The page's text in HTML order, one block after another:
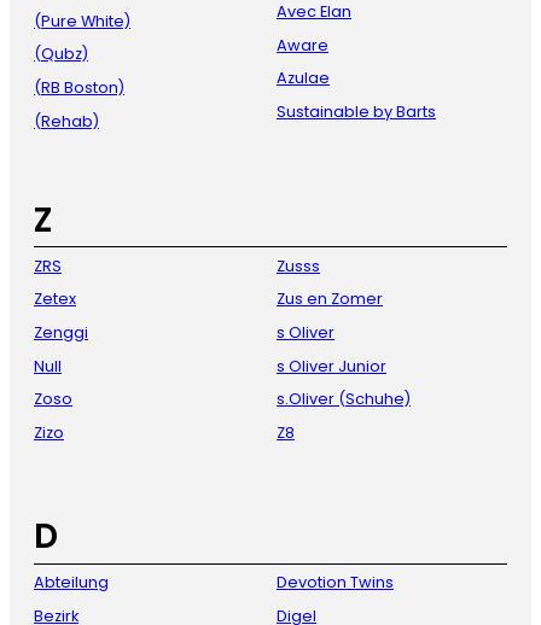
(Pure White)
(Qubz)
(RB Boston)
(Rehab)
Avec Elan
Aware
Azulae
Sustainable by Barts
Z
ZRS
Zetex
Zenggi
Null
Zoso
Zizo
Zusss
Zus en Zomer
s Oliver
s Oliver Junior
s.Oliver (Schuhe)
Z8
D
Abteilung
Bezirk
Devotion Twins
Digel